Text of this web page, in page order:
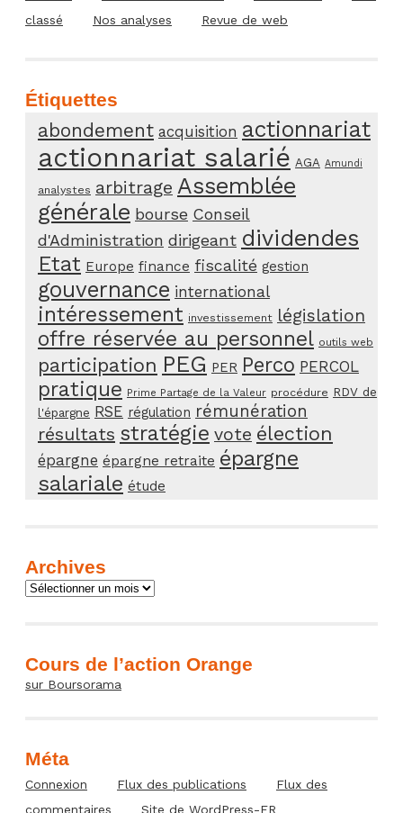
classé
Nos analyses Revue de web
Étiquettes
abondement acquisition actionnariat
actionnariat salarié AGA Amundi
analystes arbitrage Assemblée
générale bourse Conseil
d'Administration dirigeant dividendes
Etat Europe finance fiscalité gestion
gouvernance international
intéressement investissement législation
offre réservée au personnel outils web
participation PEG PER Perco PERCOL
pratique Prime Partage de la Valeur procédure RDV de
l'épargne RSE régulation rémunération
résultats stratégie vote élection
épargne épargne retraite épargne
salariale étude
Archives
Archives
Cours de l’action Orange
sur Boursorama
Méta
Connexion Flux des publications
Flux des
commentaires
Site de WordPress-FR